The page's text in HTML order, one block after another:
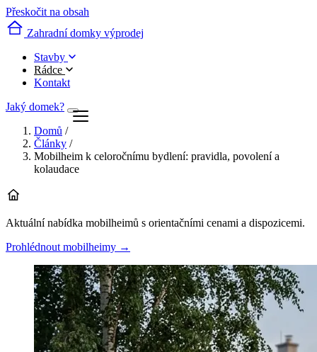
Přeskočit na obsah
Zahradní domky výprodej
Stavby
Rádce
Kontakt
Jaký domek?
Domů /
Články /
Mobilheim k celoročnímu bydlení: pravidla, povolení a
kolaudace
Aktuální nabídka mobilheimů s orientačními cenami a dispozicemi.
Prohlédnout mobilheimy →